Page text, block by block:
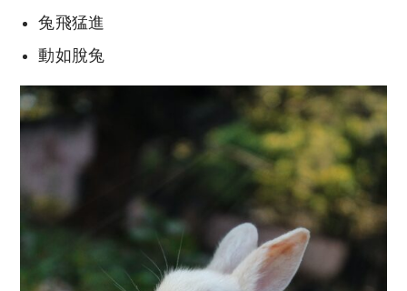
兔飛猛進
動如脫兔